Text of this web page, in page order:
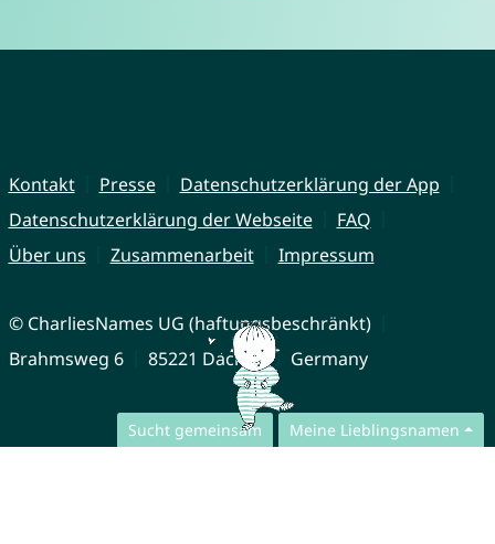
Sucht gemeinsam Meine Lieblingsnamen
Kontakt Presse
Datenschutzerklärung der App
Datenschutzerklärung der Webseite
FAQ
Über uns
Zusammenarbeit Impressum
© CharliesNames UG (haftungsbeschränkt)
Brahmsweg 6
85221 Dachau Germany